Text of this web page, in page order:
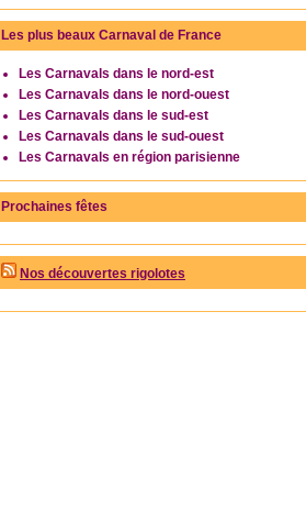
Les plus beaux Carnaval de France
Les Carnavals dans le nord-est
Les Carnavals dans le nord-ouest
Les Carnavals dans le sud-est
Les Carnavals dans le sud-ouest
Les Carnavals en région parisienne
Prochaines fêtes
Nos découvertes rigolotes